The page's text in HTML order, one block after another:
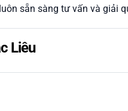
sẵn sàng tư vấn và giải
Liêu